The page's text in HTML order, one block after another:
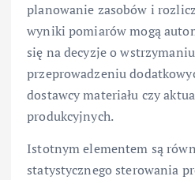
planowanie zasobów i
wyniki pomiarów mogą
się na decyzje o
przeprowadzeniu
dostawcy materiału czy
produkcyjnych.
Istotnym elementem są
statystycznego sterowania